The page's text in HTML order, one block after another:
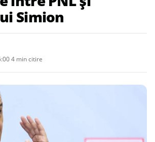
Simion
4 min citire